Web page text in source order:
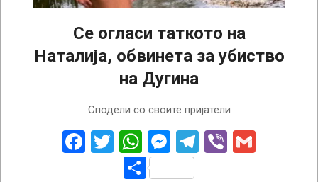
Се огласи таткото на
Наталија, обвинета за убиство
на Дугина
Сподели со своите пријатели
Facebook
Twitter
WhatsApp
Messenger
Telegram
Viber
Share